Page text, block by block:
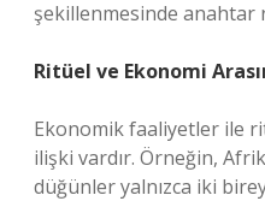
şekillenmesinde anahtar
Ritüel ve Ekonomi
Ekonomik faaliyetler ile
ilişki vardır. Örneğin,
düğünler yalnızca iki